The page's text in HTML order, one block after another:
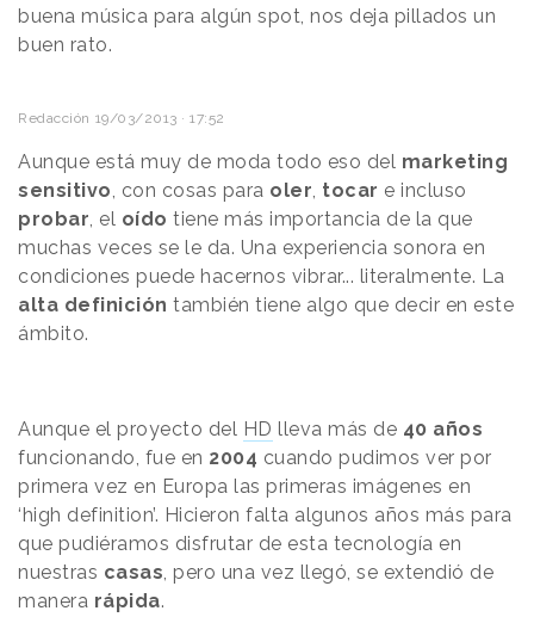
buena música para algún spot, nos deja pillados un
buen rato.
Redacción 19/03/2013 · 17:52
Aunque está muy de moda todo eso del marketing
sensitivo , con cosas para oler tocar e incluso
probar , el oído tiene más importancia de la que
muchas veces se le da. Una experiencia sonora en
condiciones puede hacernos vibrar... literalmente. La
alta definición también tiene algo que decir en este
ámbito.
Aunque el proyecto del HD lleva más de 40 años
funcionando, fue en 2004 cuando pudimos ver por
primera vez en Europa las primeras imágenes en
‘high definition’. Hicieron falta algunos años más para
que pudiéramos disfrutar de esta tecnología en
nuestras casas , pero una vez llegó, se extendió de
manera rápida.